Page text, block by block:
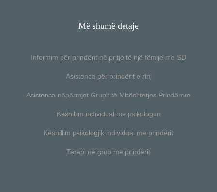
Më shumë detaje
Informim për prindërit në pritje të një fëmije me SD
Asistenca për prindërit e rinj
Asistenca nëpërmjet Grupit të Mbështetjes Prindërore
Këshillim individual me psikologun
Këshillim psikologjik individual me prindërit
Terapi në grup me prindërit